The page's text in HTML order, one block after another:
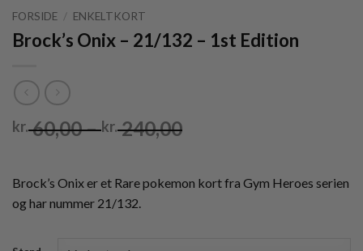
FORSIDE / ENKELTKORT
Brock’s Onix – 21/132 – 1st Edition
kr.60,00– kr.240,00Prisinterval:
kr. 240,00
Brock’s Onix er et Rare pokemon kort fra Gym Heroes serien
og har nummer 21/132.